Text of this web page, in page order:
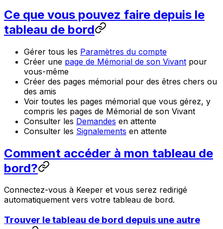
Ce que vous pouvez faire depuis le
tableau de bord
Gérer tous les Paramètres du compte
Créer une page de Mémorial de son Vivant pour
vous-même
Créer des pages mémorial pour des êtres chers ou
des amis
Voir toutes les pages mémorial que vous gérez, y
compris les pages de Mémorial de son Vivant
Consulter les Demandes en attente
Consulter les Signalements en attente
Comment accéder à mon tableau de
bord?
Connectez-vous à Keeper et vous serez redirigé
automatiquement vers votre tableau de bord.
Trouver le tableau de bord depuis une autre